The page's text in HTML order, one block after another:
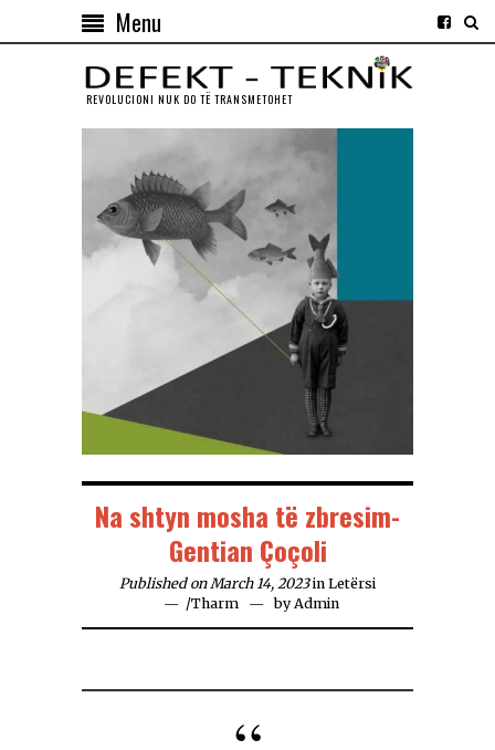
Menu
REVOLUCIONI NUK DO TЁ TRANSMETOHET
Na shtyn mosha të zbresim-
Gentian Çoçoli
Published on March 14, 2023 in Letërsi
/Tharm by Admin